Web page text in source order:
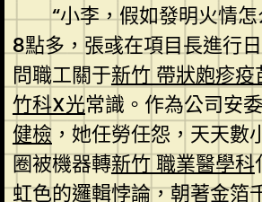
“小李，假如發明火情怎
8點多，張彧在項目長進行
問職工關于新竹 帶狀皰疹疫
竹科X光常識。作為公司安
健檢 ，她任勞任怨，天天數
圈被機器轉新竹 職業醫學科
虹色的邏輯悖論，朝著金箔